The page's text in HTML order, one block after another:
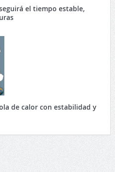
el tiempo estable,
de calor con estabilidad y